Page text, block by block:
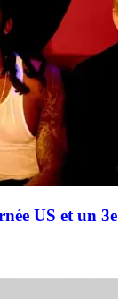
US et un 3e